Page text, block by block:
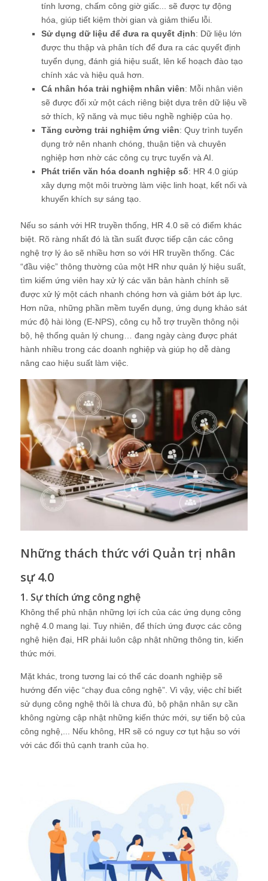
tính lương, chấm công giờ giấc... sẽ được tự động
hóa, giúp tiết kiệm thời gian và giảm thiểu lỗi.
Sử dụng dữ liệu để đưa ra quyết định: Dữ liệu lớn
được thu thập và phân tích để đưa ra các quyết định
tuyển dụng, đánh giá hiệu suất, lên kế hoạch đào tạo
chính xác và hiệu quả hơn.
Cá nhân hóa trải nghiệm nhân viên: Mỗi nhân viên
sẽ được đối xử một cách riêng biệt dựa trên dữ liệu về
sở thích, kỹ năng và mục tiêu nghề nghiệp của họ.
Tăng cường trải nghiệm ứng viên: Quy trình tuyển
dụng trở nên nhanh chóng, thuận tiện và chuyên
nghiệp hơn nhờ các công cụ trực tuyến và AI.
Phát triển văn hóa doanh nghiệp số: HR 4.0 giúp
xây dựng một môi trường làm việc linh hoạt, kết nối và
khuyến khích sự sáng tạo.
Nếu so sánh với HR truyền thống, HR 4.0 sẽ có điểm khác
biệt. Rõ ràng nhất đó là tần suất được tiếp cận các công
nghệ trợ lý ảo sẽ nhiều hơn so với HR truyền thống. Các
“đầu việc” thông thường của một HR như quản lý hiệu suất,
tìm kiếm ứng viên hay xử lý các văn bản hành chính sẽ
được xử lý một cách nhanh chóng hơn và giảm bớt áp lực.
Hơn nữa, những phần mềm tuyển dụng, ứng dụng khảo sát
mức độ hài lòng (E-NPS), công cụ hỗ trợ truyền thông nội
bộ, hệ thống quản lý chung… đang ngày càng được phát
hành nhiều trong các doanh nghiệp và giúp họ dễ dàng
nâng cao hiệu suất làm việc.
Những thách thức với Quản trị nhân
sự 4.0
1. Sự thích ứng công nghệ
Không thể phủ nhận những lợi ích của các ứng dụng công
nghệ 4.0 mang lại. Tuy nhiên, để thích ứng được các công
nghệ hiện đại, HR phải luôn cập nhật những thông tin, kiến
thức mới.
Mặt khác, trong tương lai có thể các doanh nghiệp sẽ
hướng đến việc “chạy đua công nghệ”. Vì vậy, việc chỉ biết
sử dụng công nghệ thôi là chưa đủ, bộ phận nhân sự cần
không ngừng cập nhật những kiến thức mới, sự tiến bộ của
công nghệ,... Nếu không, HR sẽ có nguy cơ tụt hậu so với
với các đối thủ cạnh tranh của họ.